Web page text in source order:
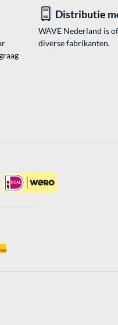
Distributie
WAVE Nederland is
diverse fabrikanten.